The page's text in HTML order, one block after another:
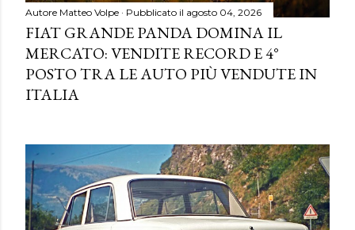
Autore Matteo Volpe Pubblicato il agosto 04, 2026
FIAT GRANDE PANDA DOMINA IL
MERCATO: VENDITE RECORD E 4°
POSTO TRA LE AUTO PIÙ VENDUTE IN
ITALIA